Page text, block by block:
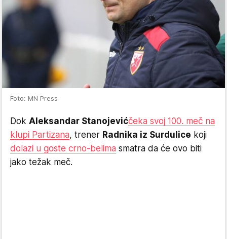
Foto: MN Press
Dok Aleksandar Stanojevićčeka svoj 100. meč na
klupi Partizana, trener Radnika iz Surdulice koji
dolazi u goste crno-belima smatra da će ovo biti
jako težak meč.